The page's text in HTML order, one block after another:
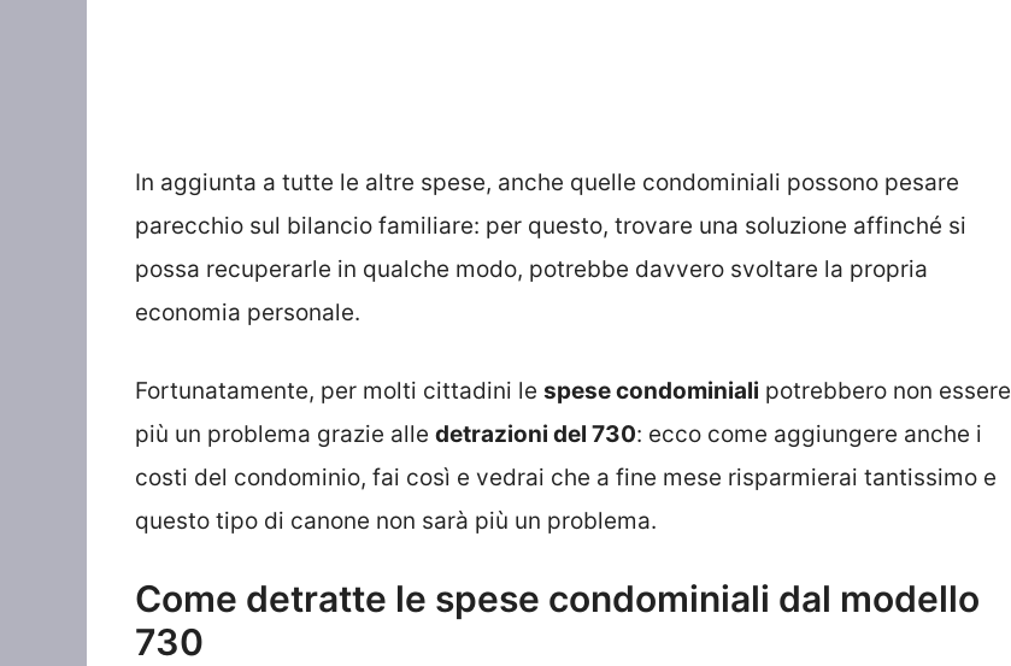
In aggiunta a tutte le altre spese, anche quelle condominiali possono pesare
parecchio sul bilancio familiare: per questo, trovare una soluzione affinché si
possa recuperarle in qualche modo, potrebbe davvero svoltare la propria
economia personale.
Fortunatamente, per molti cittadini le spese condominiali potrebbero non essere
più un problema grazie alle detrazioni del 730: ecco come aggiungere anche i
costi del condominio, fai così e vedrai che a fine mese risparmierai tantissimo e
questo tipo di canone non sarà più un problema.
Come detratte le spese condominiali dal modello
730